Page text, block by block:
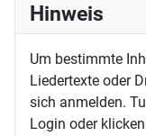
Hinweis
Um bestimmte
Liedertexte oder
sich anmelden.
Login oder